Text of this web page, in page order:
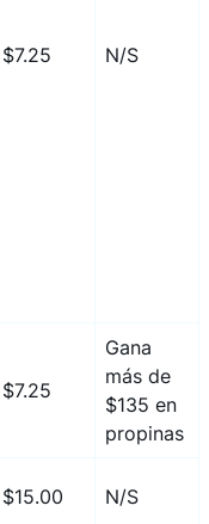
$7.25 N/S
$7.25
Gana
más de
$135 en
propinas
$15.00 N/S